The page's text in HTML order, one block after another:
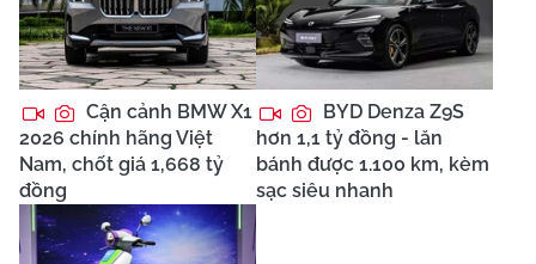
Cận cảnh BMW X1
2026 chính hãng Việt
Nam, chốt giá 1,668 tỷ
đồng
BYD Denza Z9S
hơn 1,1 tỷ đồng - lăn
bánh được 1.100 km, kèm
sạc siêu nhanh